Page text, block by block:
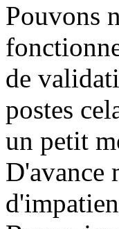
Pouvons
de
postes
un petit
D'avance